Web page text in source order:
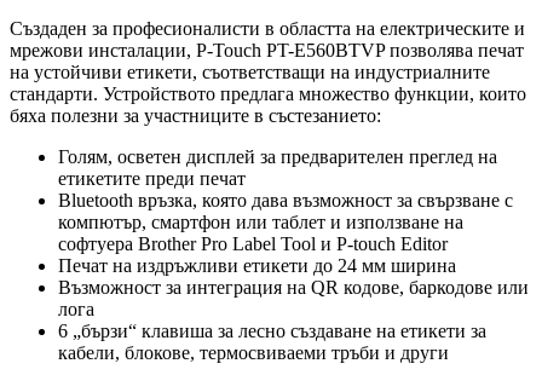
Създаден за професионалисти в областта на електрическите и
мрежови инсталации, P-Touch PT-E560BTVP позволява печат
на устойчиви етикети, съответстващи на индустриалните
стандарти. Устройството предлага множество функции, които
бяха полезни за участниците в състезанието:
Голям, осветен дисплей за предварителен преглед на
етикетите преди печат
Bluetooth връзка, която дава възможност за свързване с
компютър, смартфон или таблет и използване на
софтуера Brother Pro Label Tool и P-touch Editor
Печат на издръжливи етикети до 24 мм ширина
Възможност за интеграция на QR кодове, баркодове или
лога
6 „бързи“ клавиша за лесно създаване на етикети за
кабели, блокове, термосвиваеми тръби и други